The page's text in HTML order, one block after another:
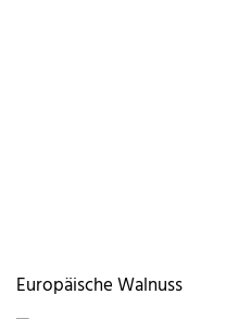
Europäische Walnuss